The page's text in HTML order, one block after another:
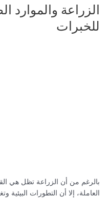
الزراعة والموارد
للخبرات
بالرغم من أن الزراعة تظل هي
العاملة، إلا أن التطورات